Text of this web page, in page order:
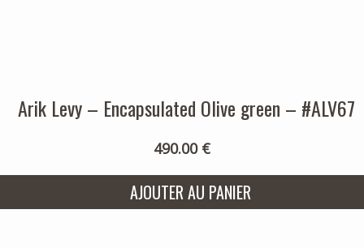
Arik Levy – Encapsulated Olive green – #ALV67
490.00 €
AJOUTER AU PANIER